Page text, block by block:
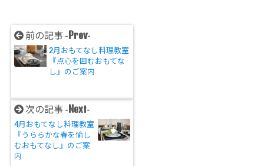
前の記事 - Prev-
2月おもてなし料理教室
『点心を囲むおもてな
し』のご案内
次の記事 - Next-
4月おもてなし料理教室
『うららかな春を愉し
むおもてなし』のご案
内